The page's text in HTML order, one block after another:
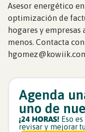
Asesor energético
optimización de
hogares y
menos. Contacta
Agenda
uno de
¡24 HORAS!Eso es
revisar y mejorar